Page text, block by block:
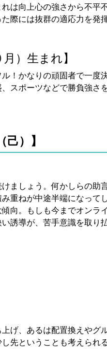
は向上心の強さから不平
際には抜群の適応力を発
）生まれ】
！かなりの頑固者で一
スポーツなどで勝負強さ
）】
ましょう。何かしらの助
重ねが中途半端になって
向。もしも今までオンラ
誘導が、苦手意識を取り
げ、あるは配置換えやグ
先ということも考えられ